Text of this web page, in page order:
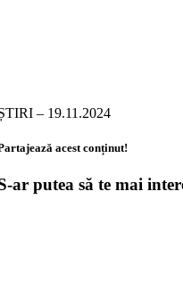
– 19.11.2024
acest conținut!
ar putea să te mai